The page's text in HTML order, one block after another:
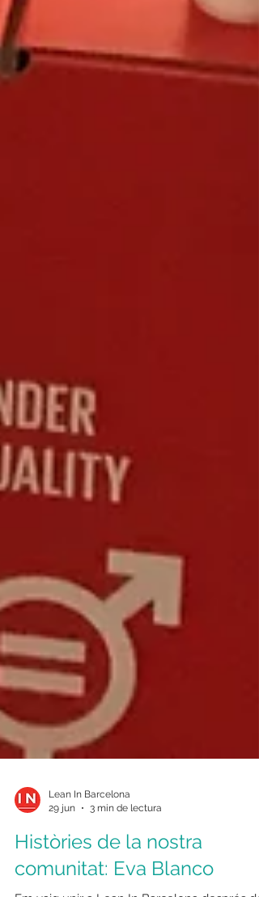
Lean In Barcelona
29 jun
3 min de lectura